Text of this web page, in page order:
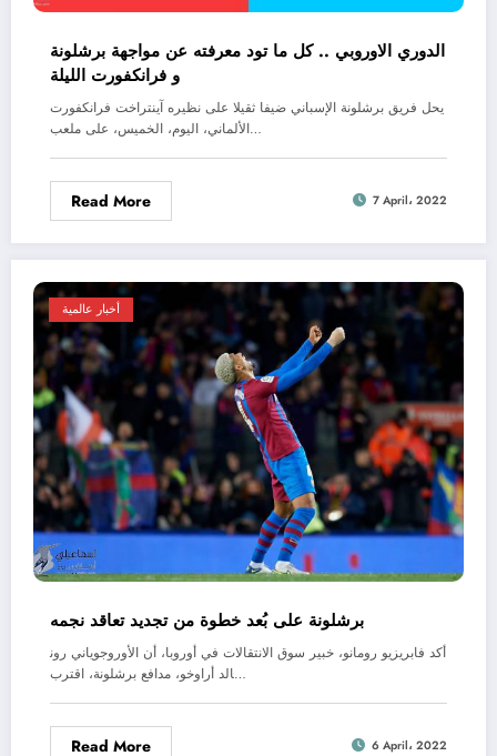
الدوري الاوروبي .. كل ما تود معرفته عن مواجهة برشلونة
و فرانكفورت الليلة
يحل فريق برشلونة الإسباني ضيفا ثقيلا على نظيره آينتراخت فرانكفورت
الألماني، اليوم، الخميس، على ملعب…
Read More 7 April، 2022
أخبار عالمية
برشلونة على بُعد خطوة من تجديد تعاقد نجمه
أكد فابريزيو رومانو، خبير سوق الانتقالات في أوروبا، أن الأوروجوياني رون
الد أراوخو، مدافع برشلونة، اقترب…
Read More 6 April، 2022